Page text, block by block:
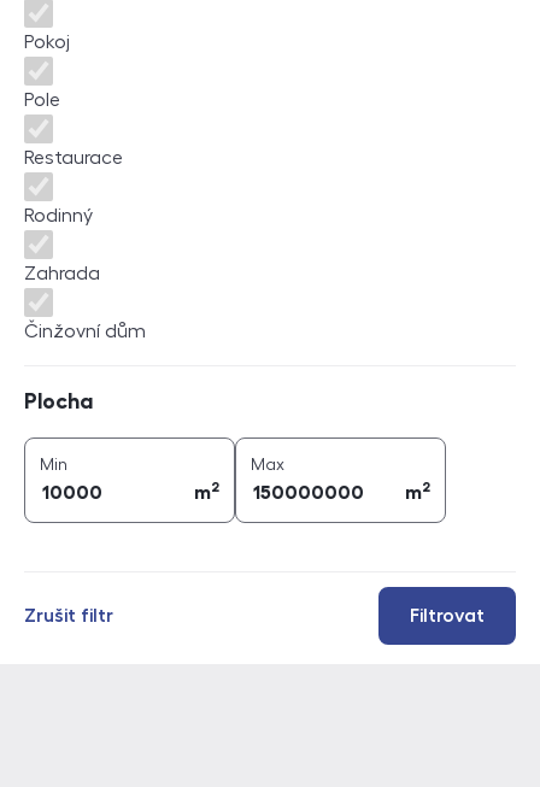
Pokoj
Pole
Restaurace
Rodinný
Zahrada
Činžovní dům
Plocha
Min
m2
Maxplocha (
m2
Filtrovat
Zrušit filtr